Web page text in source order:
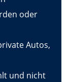
oder
Autos,
und nicht